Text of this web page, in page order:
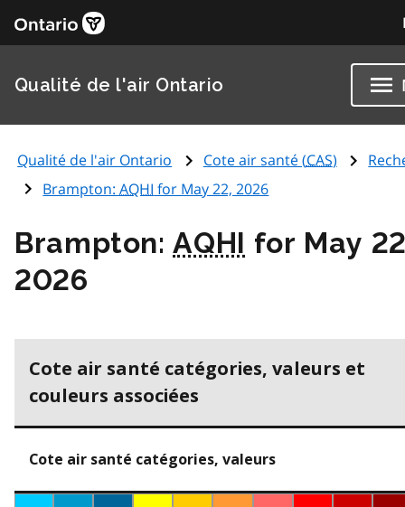
Qualité de l'air Ontario
Qualité de l'air Ontario Cote air santé (CAS)
Brampton:AQHI for May 22, 2026
Brampton:AQHI for May
2026
Cote air santé catégories, valeurs et
couleurs associées
Cote air santé catégories, valeurs